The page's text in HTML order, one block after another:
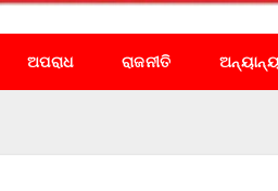
ଅପରାଧ ରାଜନୀତି